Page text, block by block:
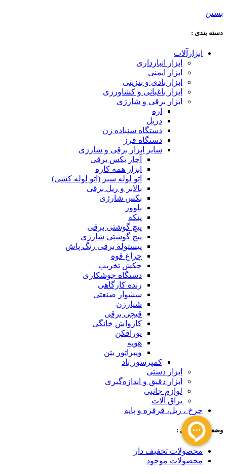
بستن
دسته‌ بندی :
ابزارآلات
ابزار انبارداری
ابزار ایمنی
ابزار بادی و بنزینی
ابزار باغبانی و کشاورزی
ابزار برقی و شارژی
اره
دریل
دستگاه سنباده زن
دستگاه فرز
سایر ابزار برقی و شارژی
آچار بکس برقی
ابزار همه کاره
اتو لوله سبز (اتو لوله کشی)
بالابر و ریل برقی
بکس شارژی
بلوور
پنکه
پیچ گوشتی برقی
پیچ گوشتی شارژی
پیستوله برقی رنگ پاش
چراغ قوه
چکش تخریب
دستگاه جوشکاری
رنده کارگاهی
سشوار صنعتی
شیارزن
قیچی برقی
کارواش خانگی
نورافکن
هویه
ویبراتور بتن
کمپرسور باد
ابزار دستی
ابزار دقیق و اندازه‌گیری
لوازم جانبی
یراق آلات
چرخ ، ریل، قرقره و پایه
وضعیت محصول :
محصولات تخفیف دار
محصولات موجود